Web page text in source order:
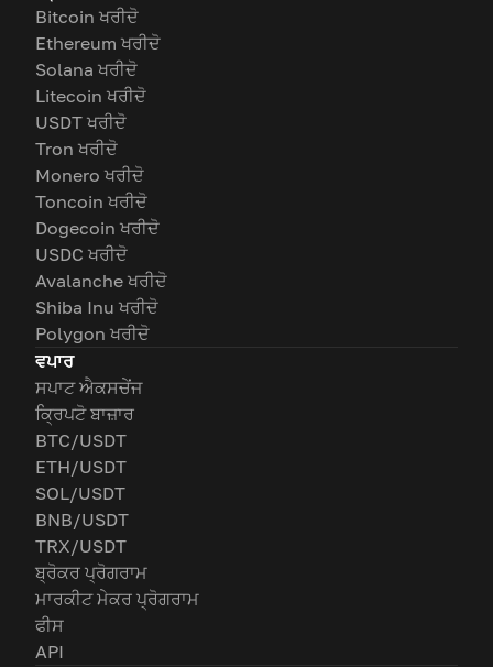
Bitcoin ਖਰੀਦੋ
Ethereum ਖਰੀਦੋ
Solana ਖਰੀਦੋ
Litecoin ਖਰੀਦੋ
USDT ਖਰੀਦੋ
Tron ਖਰੀਦੋ
Monero ਖਰੀਦੋ
Toncoin ਖਰੀਦੋ
Dogecoin ਖਰੀਦੋ
USDC ਖਰੀਦੋ
Avalanche ਖਰੀਦੋ
Shiba Inu ਖਰੀਦੋ
Polygon ਖਰੀਦੋ
ਵਪਾਰ
ਸਪਾਟ ਐਕਸਚੇਂਜ
ਕ੍ਰਿਪਟੋ ਬਾਜ਼ਾਰ
BTC/USDT
ETH/USDT
SOL/USDT
BNB/USDT
TRX/USDT
ਬ੍ਰੋਕਰ ਪ੍ਰੋਗਰਾਮ
ਮਾਰਕੀਟ ਮੇਕਰ ਪ੍ਰੋਗਰਾਮ
ਫੀਸ
API